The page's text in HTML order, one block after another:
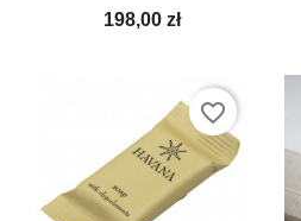
198,00 zł
favorite_border